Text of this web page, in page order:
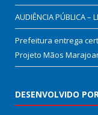
AUDIÊNCIA PÚBLICA –
Prefeitura entrega
Projeto Mãos
DESENVOLVIDO